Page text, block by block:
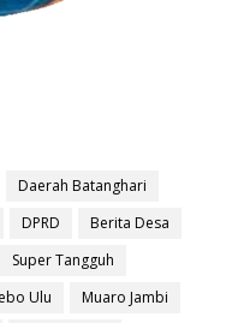
Daerah Batanghari
DPRD
Berita Desa
Super Tangguh
Ulu
Muaro Jambi